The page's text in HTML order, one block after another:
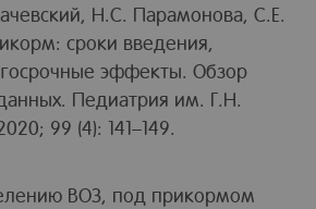
Н.С. Парамонова, С.Е.
сроки введения,
эффекты. Обзор
Педиатрия им. Г.Н.
99 (4): 141–149.
ВОЗ, под прикормом